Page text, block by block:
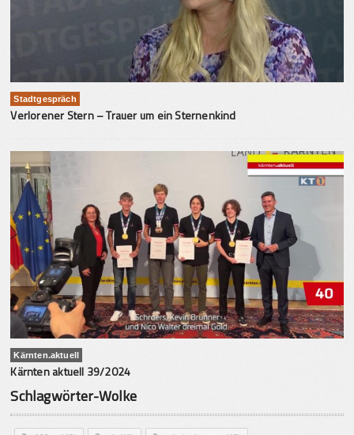
Stadtgespräch
Verlorener Stern – Trauer um ein Sternenkind
Kärnten.aktuell
Kärnten aktuell 39/2024
Schlagwörter-Wolke